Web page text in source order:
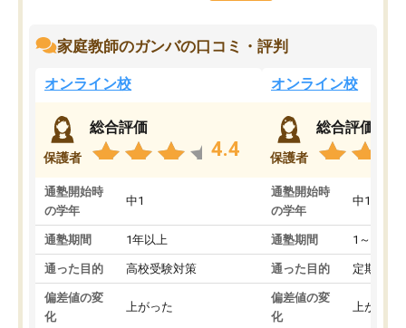
家庭教師のガンバの口コミ・評判
オンライン校
保護者
総合評価
4.4
通塾開始時
の学年
中1
通塾期間 1年以上
通った目的 高校受験対策
偏差値の変
化
上がった
オンライン校
保護者
総合評価
通塾開始時
の学年
中1
通塾期間 1～3ヵ月
通った目的 定期テス
偏差値の変
化
上がった